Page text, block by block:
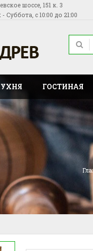
шоссе, 151 к. 3
Суббота, с 10:00 до 21:00
ГОСТИНАЯ